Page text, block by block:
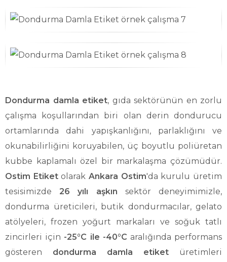
Dondurma damla etiket, gıda sektörünün en zorlu
çalışma koşullarından biri olan derin dondurucu
ortamlarında dahi yapışkanlığını, parlaklığını ve
okunabilirliğini koruyabilen, üç boyutlu poliüretan
kubbe kaplamalı özel bir markalaşma çözümüdür.
Ostim EtiketolarakAnkara Ostim'da kurulu üretim
tesisimizde26 yılı aşkın sektör deneyimimizle,
dondurma üreticileri, butik dondurmacılar, gelato
atölyeleri, frozen yoğurt markaları ve soğuk tatlı
zincirleri için -25°C ile -40°C aralığında performans
gösteren dondurma damla etiket üretimleri